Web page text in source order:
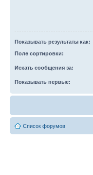
Показывать результаты как:
Поле сортировки:
Искать сообщения за:
Показывать первые:
Список форумов